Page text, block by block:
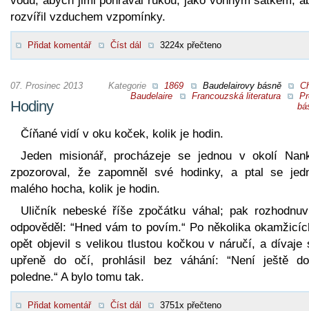
rozvířil vzduchem vzpomínky.
Přidat komentář Číst dál 3224x přečteno
Kategorie 1869 Baudelairovy básně
Baudelaire
Francouzská literatura
07. Prosinec 2013
Hodiny
Číňané vidí v oku koček, kolik je hodin.
Jeden misionář, procházeje se jednou v okolí
zpozoroval, že zapomněl své hodinky, a ptal se
malého hocha, kolik je hodin.
Uličník nebeské říše zpočátku váhal; pak
odpověděl: “Hned vám to povím.“ Po několika
opět objevil s velikou tlustou kočkou v náručí, a dívaje
upřeně do očí, prohlásil bez váhání: “Není ještě
poledne.“ A bylo tomu tak.
Přidat komentář Číst dál 3751x přečteno